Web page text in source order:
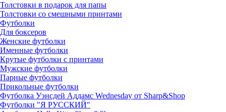
Толстовки в подарок для папы
Толстовки со смешными принтами
Футболки
Для боксеров
Женские футболки
Именные футболки
Крутые футболки с принтами
Мужские футболки
Парные футболки
Прикольные футболки
Футболка Уэнсдей Аддамс Wednesday от Sharp&Shop
Футболки "Я РУССКИЙ"